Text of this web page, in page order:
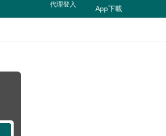
App下載
代理登入